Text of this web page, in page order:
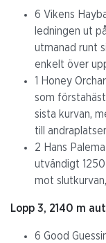
6 Vikens
ledningen ut
utmanad runt
enkelt över
1 Honey
som
sista kurvan,
till
2 Hans
utvändigt
mot
Lopp 3, 2140 m
6 Good